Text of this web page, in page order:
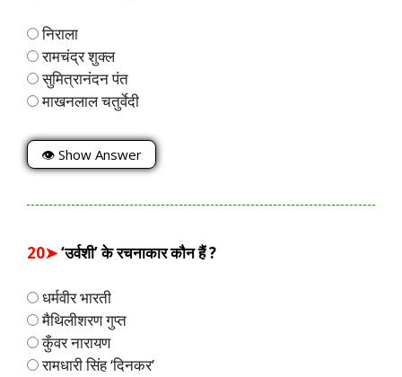
निराला
रामचंद्र शुक्ल
सुमित्रानंदन पंत
माखनलाल चतुर्वेदी
👁 Show Answer
20➤‘उर्वशी’ के रचनाकार कौन हैं ?
धर्मवीर भारती
मैथिलीशरण गुप्त
कुँवर नारायण
रामधारी सिंह ‘दिनकर’